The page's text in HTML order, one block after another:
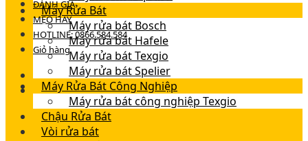
ĐÁNH GIÁ
MẸO HAY
HOTLINE: 0866.584.584
Giỏ hàng
Máy Rửa Bát
Máy rửa bát Bosch
Máy rửa bát Hafele
Máy rửa bát Texgio
Máy rửa bát Spelier
Máy Rửa Bát Công Nghiệp
Máy rửa bát công nghiệp Texgio
Chậu Rửa Bát
Vòi rửa bát